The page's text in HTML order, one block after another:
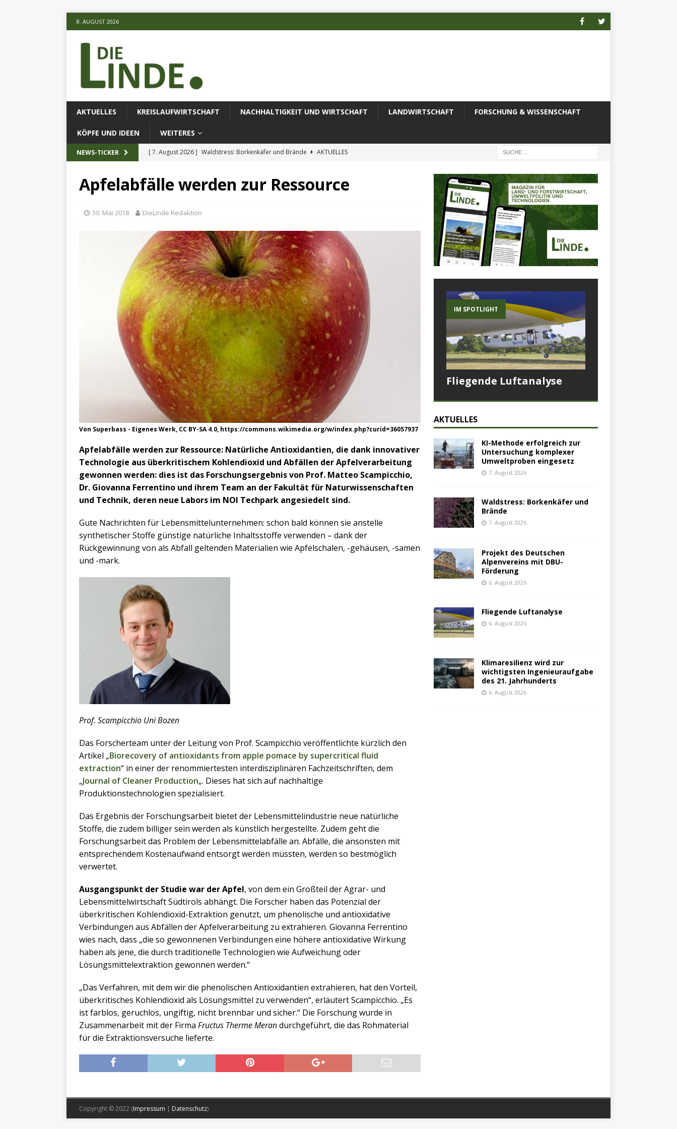
8. AUGUST 2026
AKTUELLES KREISLAUFWIRTSCHAFT NACHHALTIGKEIT UND WIRTSCHAFT LANDWIRTSCHAFT FORSCHUNG & WISSENSCHAFT
KÖPFE UND IDEEN WEITERES
NEWS-TICKER [ 7. August 2026 ] Waldstress: Borkenkäfer und Brände
AKTUELLES
[ 7. August 2026 ] KI-Methode erfolgreich zur Untersuchung komplexer Umweltproben
Apfelabfälle werden zur Ressource
30. Mai 2018 DieLinde Redaktion
Von Superbass - Eigenes Werk, CC BY-SA 4.0, https://commons.wikimedia.org/w/index.php?curid=36057937
Apfelabfälle werden zur Ressource: Natürliche Antioxidantien, die dank innovativer
Technologie aus überkritischem Kohlendioxid und Abfällen der Apfelverarbeitung
gewonnen werden: dies ist das Forschungsergebnis von Prof. Matteo Scampicchio,
Dr. Giovanna Ferrentino und ihrem Team an der Fakultät für Naturwissenschaften
und Technik, deren neue Labors im NOI Techpark angesiedelt sind.
Gute Nachrichten für Lebensmittelunternehmen: schon bald können sie anstelle
synthetischer Stoffe günstige natürliche Inhaltsstoffe verwenden – dank der
Rückgewinnung von als Abfall geltenden Materialien wie Apfelschalen, -gehäusen, -samen
und -mark.
Prof. Scampicchio Uni Bozen
Das Forscherteam unter der Leitung von Prof. Scampicchio veröffentlichte kürzlich den
Artikel „Biorecovery of antioxidants from apple pomace by supercritical fluid
extraction“ in einer der renommiertesten interdisziplinären Fachzeitschriften, dem
„Journal of Cleaner Production„. Dieses hat sich auf nachhaltige
Produktionstechnologien spezialisiert.
Das Ergebnis der Forschungsarbeit bietet der Lebensmittelindustrie neue natürliche
Stoffe, die zudem billiger sein werden als künstlich hergestellte. Zudem geht die
Forschungsarbeit das Problem der Lebensmittelabfälle an. Abfälle, die ansonsten mit
entsprechendem Kostenaufwand entsorgt werden müssten, werden so bestmöglich
verwertet.
Ausgangspunkt der Studie war der Apfel, von dem ein Großteil der Agrar- und
Lebensmittelwirtschaft Südtirols abhängt. Die Forscher haben das Potenzial der
überkritischen Kohlendioxid-Extraktion genutzt, um phenolische und antioxidative
Verbindungen aus Abfällen der Apfelverarbeitung zu extrahieren. Giovanna Ferrentino
wies nach, dass „die so gewonnenen Verbindungen eine höhere antioxidative Wirkung
haben als jene, die durch traditionelle Technologien wie Aufweichung oder
Lösungsmittelextraktion gewonnen werden.“
„Das Verfahren, mit dem wir die phenolischen Antioxidantien extrahieren, hat den Vorteil,
überkritisches Kohlendioxid als Lösungsmittel zu verwenden“, erläutert Scampicchio. „Es
ist farblos, geruchlos, ungiftig, nicht brennbar und sicher.“ Die Forschung wurde in
Zusammenarbeit mit der Firma Fructus Therme Merandurchgeführt, die das Rohmaterial
für die Extraktionsversuche lieferte.
IM SPOTLIGHT
Fliegende Luftanalyse
AKTUELLES
KI-Methode erfolgreich zur
Untersuchung komplexer
Umweltproben eingesetz
7. August 2026
Waldstress: Borkenkäfer und
Brände
7. August 2026
Projekt des Deutschen
Alpenvereins mit DBU-
Förderung
6. August 2026
Fliegende Luftanalyse
6. August 2026
Klimaresilienz wird zur
wichtigsten Ingenieuraufgabe
des 21. Jahrhunderts
6. August 2026
Copyright © 2022 (Impressum | Datenschutz)